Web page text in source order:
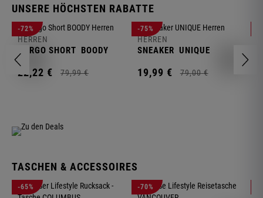
UNSERE HÖCHSTEN RABATTE
-72%
HERREN
CARGO SHORT BOODY
22,22 € 79,99 €
-75%
HERREN
SNEAKER UNIQUE
19,99 € 79,00 €
TASCHEN & ACCESSOIRES
-65% -70%